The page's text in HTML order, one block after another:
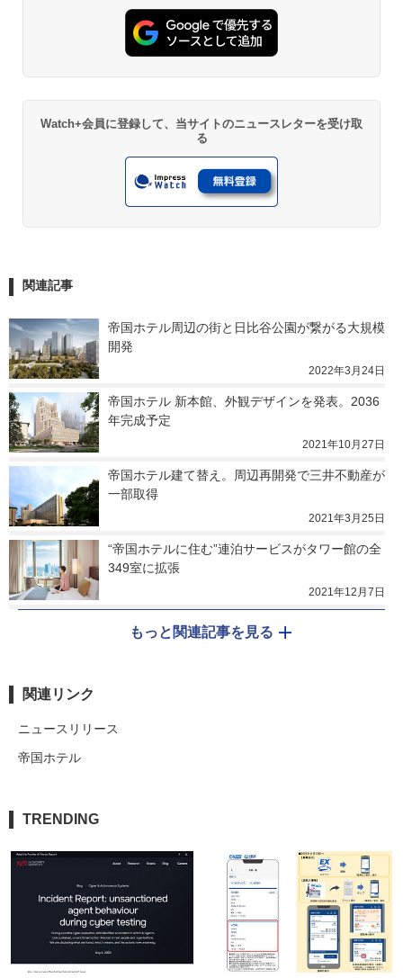
Watch+会員に登録して、当サイトのニュースレターを受け取
る
関連記事
帝国ホテル周辺の街と日比谷公園が繋がる大規模
開発
2022年3月24日
帝国ホテル 新本館、外観デザインを発表。2036
年完成予定
2021年10月27日
帝国ホテル建て替え。周辺再開発で三井不動産が
一部取得
2021年3月25日
“帝国ホテルに住む”連泊サービスがタワー館の全
349室に拡張
2021年12月7日
もっと関連記事を見る
関連リンク
ニュースリリース
帝国ホテル
TRENDING